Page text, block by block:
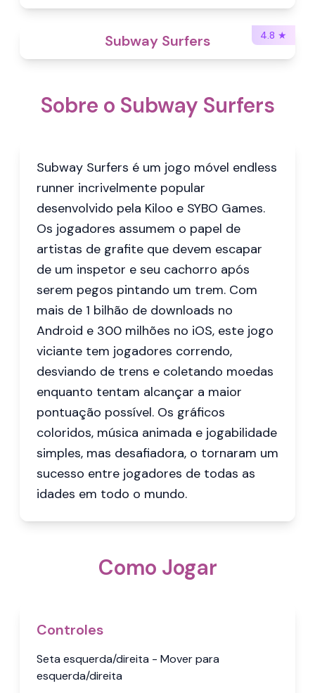
4.8 ★
Subway Surfers
Sobre o Subway Surfers
Subway Surfers é um jogo móvel endless
runner incrivelmente popular
desenvolvido pela Kiloo e SYBO Games.
Os jogadores assumem o papel de
artistas de grafite que devem escapar
de um inspetor e seu cachorro após
serem pegos pintando um trem. Com
mais de 1 bilhão de downloads no
Android e 300 milhões no iOS, este jogo
viciante tem jogadores correndo,
desviando de trens e coletando moedas
enquanto tentam alcançar a maior
pontuação possível. Os gráficos
coloridos, música animada e jogabilidade
simples, mas desafiadora, o tornaram um
sucesso entre jogadores de todas as
idades em todo o mundo.
Como Jogar
Controles
Seta esquerda/direita - Mover para
esquerda/direita